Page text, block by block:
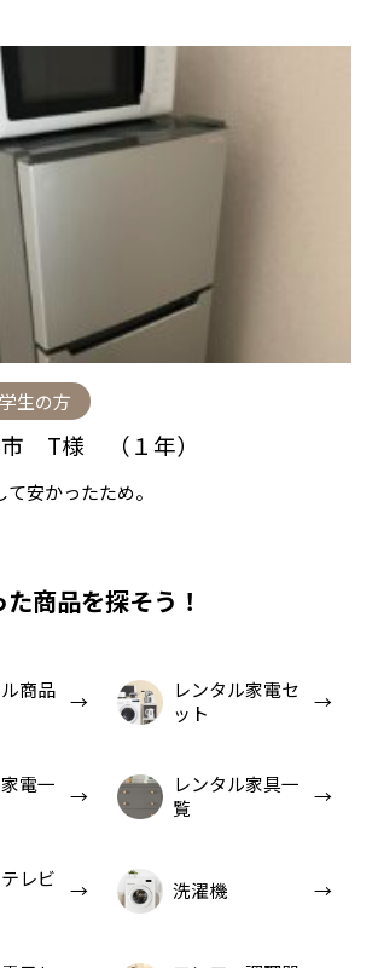
学生の方
T様 （１年）
安かったため。
商品を探そう！
商品
レンタル家電セ
ット
電一
レンタル家具一
覧
レビ
洗濯機